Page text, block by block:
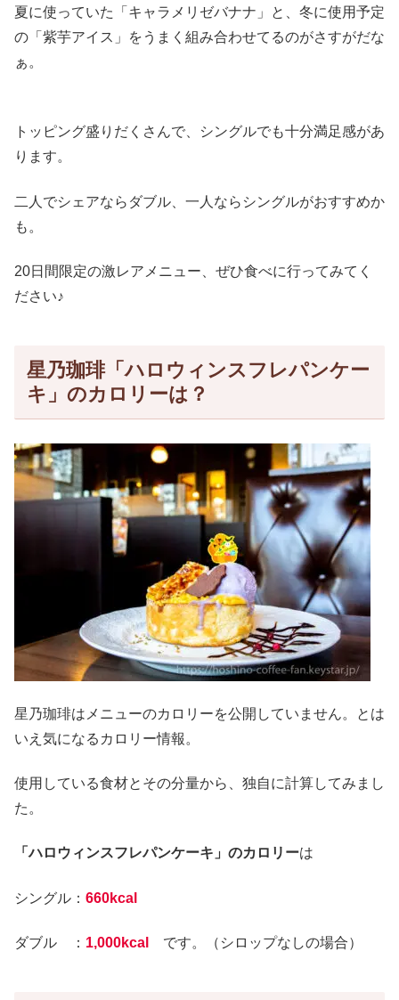
夏に使っていた「キャラメリゼバナナ」と、冬に使用予定
の「紫芋アイス」をうまく組み合わせてるのがさすがだな
ぁ。
トッピング盛りだくさんで、シングルでも十分満足感があ
ります。
二人でシェアならダブル、一人ならシングルがおすすめか
も。
20日間限定の激レアメニュー、ぜひ食べに行ってみてく
ださい♪
星乃珈琲「ハロウィンスフレパンケー
キ」のカロリーは？
星乃珈琲はメニューのカロリーを公開していません。とは
いえ気になるカロリー情報。
使用している食材とその分量から、独自に計算してみまし
た。
「ハロウィンスフレパンケーキ」のカロリーは
シングル： 660kcal
ダブル ： 1,000kcal です。（シロップなしの場合）